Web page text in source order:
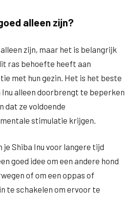
alleen zijn?
zijn, maar het is belangrijk
ras behoefte heeft aan
met hun gezin. Het is het beste
Inu alleen doorbrengt te beperken
dat ze voldoende
stimulatie krijgen.
je Shiba Inu voor langere tijd
goed idee om een andere hond
of om een ​​oppas of
te schakelen om ervoor te